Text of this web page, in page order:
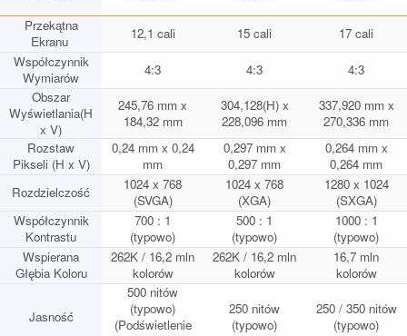
Przekątna
Ekranu
12,1 cali 15 cali
17 cali
Współczynnik
Wymiarów
4:3 4:3
4:3
Obszar
Wyświetlania(H
x V)
245,76 mm x
184,32 mm
304,128(H) x
228,096 mm
337,920 mm x
270,336 mm
Rozstaw
Pikseli (H x V)
0,24 mm x 0,24
mm
0,297 mm x
0,297 mm
0,264 mm x
0,264 mm
Rozdzielczość
1024 x 768
(SVGA)
1024 x 768
(XGA)
1280 x 1024
(SXGA)
Współczynnik
Kontrastu
700 : 1
(typowo)
500 : 1
(typowo)
1000 : 1
(typowo)
Wspierana
Głębia Koloru
262K / 16,2 mln
kolorów
262K / 16,2 mln
kolorów
16,7 mln
kolorów
Jasność
500 nitów
(typowo)
(Podświetlenie
250 nitów
(typowo)
250 / 350 nitów
(typowo)